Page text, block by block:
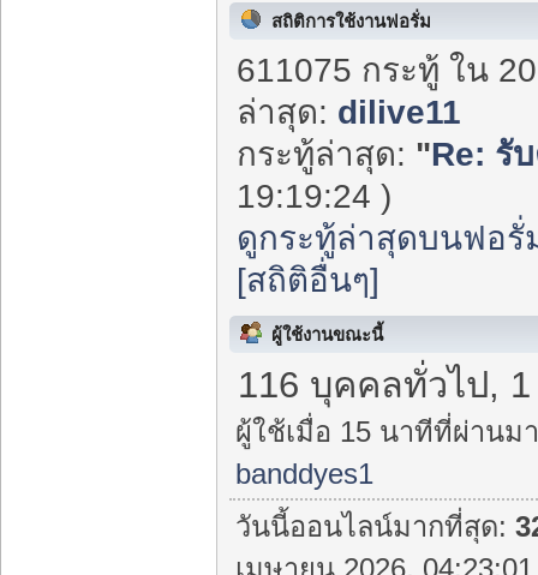
สถิติการใช้งานฟอรั่ม
611075 กระทู้ ใน
ล่าสุด: dilive11
กระทู้ล่าสุด: "Re: รั
19:19:24 )
ดูกระทู้ล่าสุดบนฟอรั่
[สถิติอื่นๆ]
ผู้ใช้งานขณะนี้
116 บุคคลทั่วไป,
ผู้ใช้เมื่อ 15 นาทีที่ผ่านม
banddyes1
วันนี้ออนไลน์มากที่สุด: